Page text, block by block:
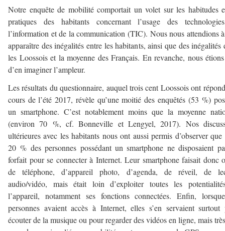
Notre enquête de mobilité comportait un volet sur les habitudes
pratiques des habitants concernant l’usage des
l’information et de la communication (TIC). Nous nous attendions
apparaître des inégalités entre les habitants, ainsi que des inégalités
les Loossois et la moyenne des Français. En revanche, nous
d’en imaginer l’ampleur.
Les résultats du questionnaire, auquel trois cent Loossois ont
cours de l’été 2017, révèle qu’une moitié des enquêtés (53 %)
un smartphone. C’est notablement moins que la moyenne
(environ 70 %, cf. Bonneville et Lengyel, 2017). Nos
ultérieures avec les habitants nous ont aussi permis d’observer
20 % des personnes possédant un smartphone ne disposaient
forfait pour se connecter à Internet. Leur smartphone faisait donc
de téléphone, d’appareil photo, d’agenda, de réveil, de
audio/vidéo, mais était loin d’exploiter toutes les
l’appareil, notamment ses fonctions connectées. Enfin,
personnes avaient accès à Internet, elles s’en servaient surtout
écouter de la musique ou pour regarder des vidéos en ligne, mais